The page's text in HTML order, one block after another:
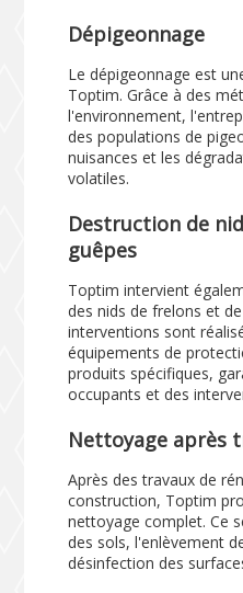
Dépigeonnage
Le dépigeonnage est
Toptim. Grâce à des
l'environnement,
des populations de
nuisances et les
volatiles.
Destruction de
guêpes
Toptim intervient
des nids de frelons et
interventions sont
équipements de
produits spécifiques,
occupants et des
Nettoyage après
Après des travaux de
construction, Toptim
nettoyage complet. Ce
des sols, l'enlèvement
désinfection des